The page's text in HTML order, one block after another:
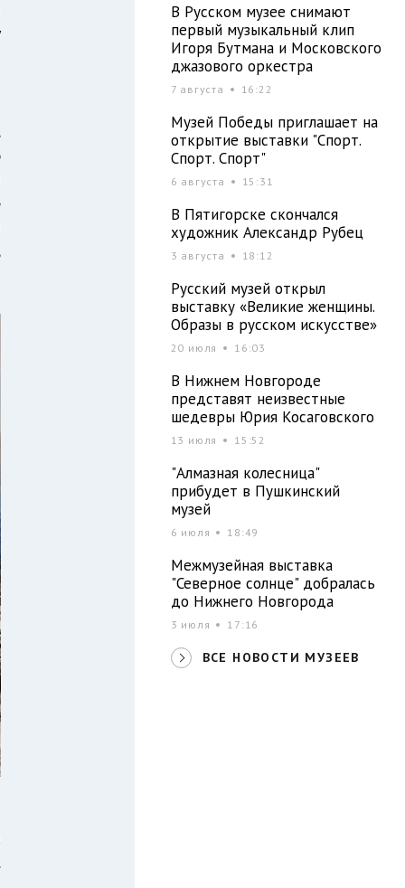
В Русском музее снимают
первый музыкальный клип
Игоря Бутмана и Московского
джазового оркестра
7 августа 16:22
Музей Победы приглашает на
открытие выставки "Спорт.
Спорт. Спорт"
6 августа 15:31
В Пятигорске скончался
художник Александр Рубец
3 августа 18:12
Русский музей открыл
выставку «Великие женщины.
Образы в русском искусстве»
20 июля 16:03
В Нижнем Новгороде
представят неизвестные
шедевры Юрия Косаговского
13 июля 15:52
"Алмазная колесница"
прибудет в Пушкинский
музей
6 июля 18:49
Межмузейная выставка
"Северное солнце" добралась
до Нижнего Новгорода
3 июля 17:16
ВСЕ НОВОСТИ МУЗЕЕВ